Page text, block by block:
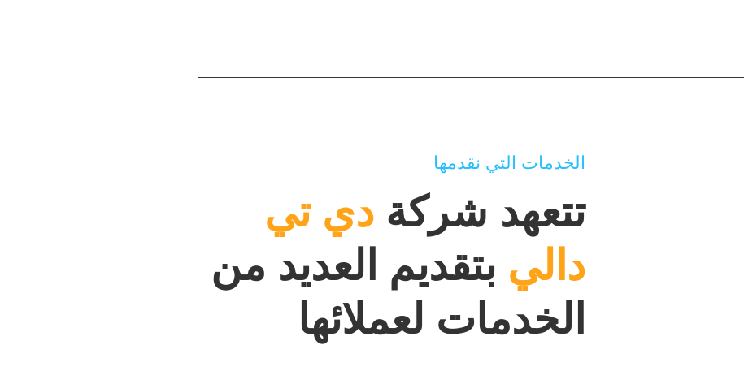
الخدمات التي نقدمها
تتعهد شركة دي تي
دالي بتقديم العديد من
الخدمات لعملائها